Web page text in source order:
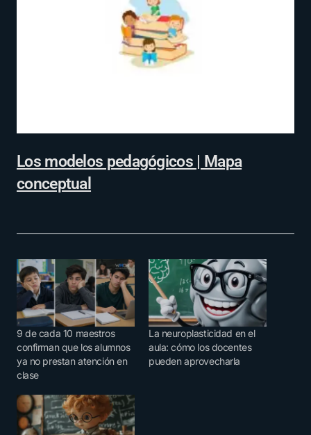
Los modelos pedagógicos | Mapa
conceptual
9 de cada 10 maestros
confirman que los alumnos
ya no prestan atención en
clase
La neuroplasticidad en el
aula: cómo los docentes
pueden aprovecharla